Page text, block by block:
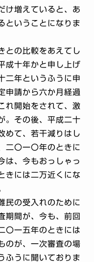
け増えていると、あ
ということになりま
との比較をあえてし
成十年かと申し上げ
二年というふうに申
申請から六か月経過
れ開始をされて、激
。その後、平成二十
めて、若干減りはし
二〇一〇年のときに
は、今もおっしゃっ
きには二万近くにな
民の受入れのために
期間が、今も、前回
〇一五年のときには
のが、一次審査の場
ふうに聞いておりま